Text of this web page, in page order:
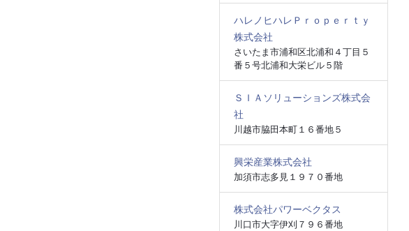
ハレノヒハレＰｒｏｐｅｒｔｙ
株式会社
さいたま市浦和区北浦和４丁目５
番５号北浦和大栄ビル５階
ＳＩＡソリューションズ株式会
社
川越市脇田本町１６番地５
興栄産業株式会社
加須市志多見１９７０番地
株式会社パワーベクタス
川口市大字伊刈７９６番地